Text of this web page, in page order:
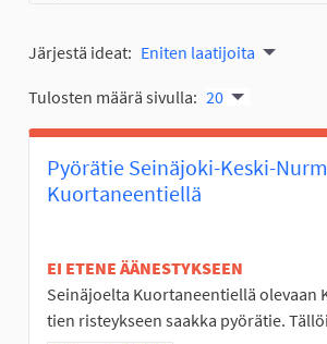
Järjestä ideat: Eniten laatijoita
Tulosten määrä sivulla: 20
Pyörätie Seinäjoki-Keski-
Kuortaneentiellä
EI ETENE ÄÄNESTYKSEEN
Seinäjoelta Kuortaneentiellä olevaan
tien risteykseen saakka pyörätie.